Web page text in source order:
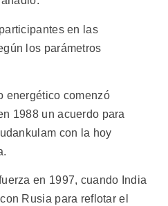
en las
los parámetros
energético comenzó
1988 un acuerdo para
con la hoy
en 1997, cuando India
Rusia para reflotar el